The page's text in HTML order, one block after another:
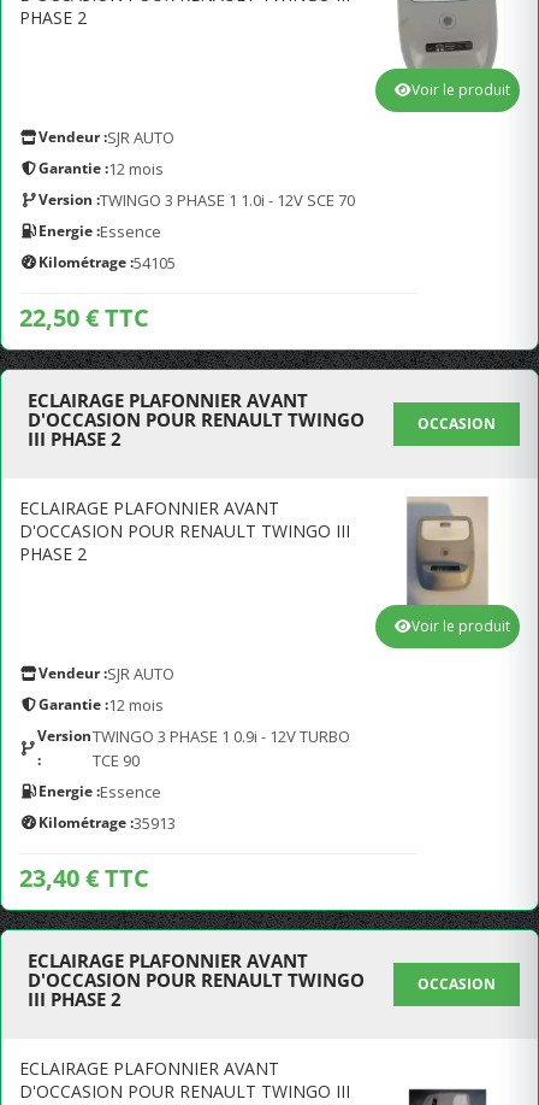
PHASE 2
Vendeur :SJR AUTO
Garantie :12 mois
Version :TWINGO 3 PHASE 1 1.0i - 12V SCE 70
Energie :Essence
Kilométrage :54105
22,50 € TTC
Voir le produit
ECLAIRAGE PLAFONNIER AVANT
D'OCCASION POUR RENAULT TWINGO
III PHASE 2
OCCASION
ECLAIRAGE PLAFONNIER AVANT
D'OCCASION POUR RENAULT TWINGO III
PHASE 2
Vendeur :SJR AUTO
Garantie :12 mois
Version
:
TWINGO 3 PHASE 1 0.9i - 12V TURBO
TCE 90
Energie :Essence
Kilométrage :35913
23,40 € TTC
Voir le produit
ECLAIRAGE PLAFONNIER AVANT
D'OCCASION POUR RENAULT TWINGO
III PHASE 2
OCCASION
ECLAIRAGE PLAFONNIER AVANT
D'OCCASION POUR RENAULT TWINGO III